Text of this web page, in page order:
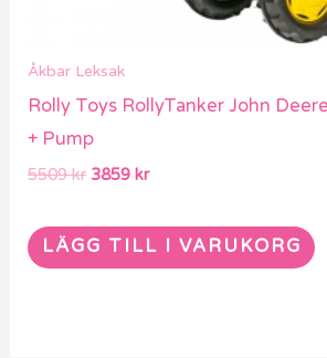
Åkbar Leksak
Rolly Toys RollyTanker John
+ Pump
5509kr 3859kr
LÄGG TILL I VARUKORG